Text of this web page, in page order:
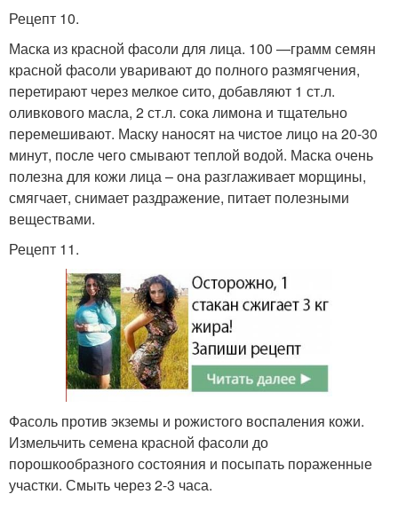
Рецепт 10.
Маска из красной фасоли для лица. 100 —грамм семян
красной фасоли уваривают до полного размягчения,
перетирают через мелкое сито, добавляют 1 ст.л.
оливкового масла, 2 ст.л. сока лимона и тщательно
перемешивают. Маску наносят на чистое лицо на 20-30
минут, после чего смывают теплой водой. Маска очень
полезна для кожи лица – она разглаживает морщины,
смягчает, снимает раздражение, питает полезными
веществами.
Рецепт 11.
Фасоль против экземы и рожистого воспаления кожи.
Измельчить семена красной фасоли до
порошкообразного состояния и посыпать пораженные
участки. Смыть через 2-3 часа.